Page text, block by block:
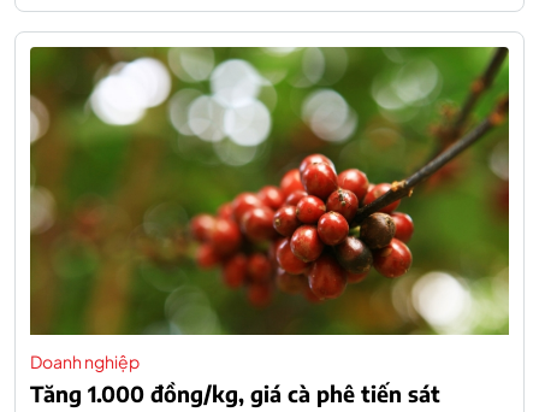
Doanh nghiệp
Tăng 1.000 đồng/kg, giá cà phê tiến sát